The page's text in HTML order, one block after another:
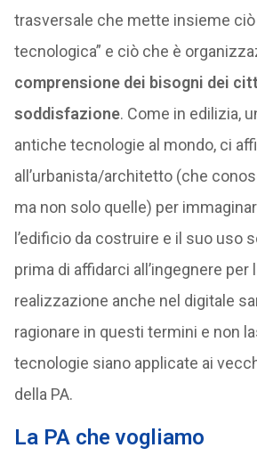
trasversale che mette insieme ciò
tecnologica” e ciò che è
comprensione dei bisogni dei
soddisfazione. Come in edilizia,
antiche tecnologie al mondo, ci
all’urbanista/architetto (che
ma non solo quelle) per
l’edificio da costruire e il suo uso
prima di affidarci all’ingegnere per
realizzazione anche nel digitale
ragionare in questi termini e non
tecnologie siano applicate ai
della PA.
La PA che vogliamo